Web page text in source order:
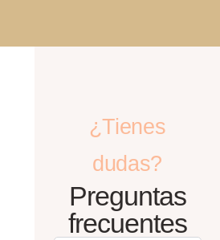
¿Tienes
dudas?
Preguntas
frecuentes